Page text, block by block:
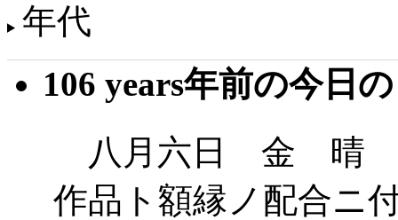
年代
106 years年前の今日
八月六日 金 晴 午
作品ト額縁ノ配合ニ